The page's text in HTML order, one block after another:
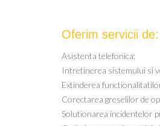
Oferim servicii de:
Asistenta telefonica;
Intretinerea sistemului si
Extinderea
Corectarea greselilor de
Solutionarea incidentelor